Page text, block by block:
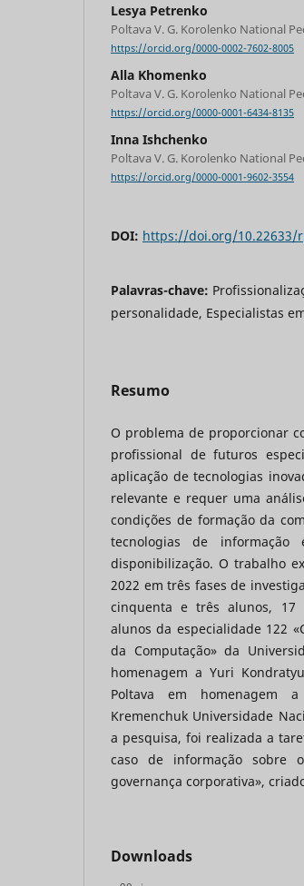
Lesya Petrenko
Poltava V. G. Korolenko National
https://orcid.org/0000-0002-7602-8005
Alla Khomenko
Poltava V. G. Korolenko National
https://orcid.org/0000-0001-6434-8135
Inna Ishchenko
Poltava V. G. Korolenko National
https://orcid.org/0000-0001-9602-3554
DOI: https://doi.org/10.22633/
Palavras-chave:
personalidade, Especialistas
Resumo
O problema de proporcionar
profissional de futuros
aplicação de tecnologias
relevante e requer uma
condições de formação da
tecnologias de
disponibilização. O trabalho
2022 em três fases de
cinquenta e três alunos, 17
alunos da especialidade 122
da Computação» da
homenagem a Yuri
Poltava em homenagem
Kremenchuk Universidade
a pesquisa, foi realizada a
caso de informação sobre
governança corporativa»,
Downloads